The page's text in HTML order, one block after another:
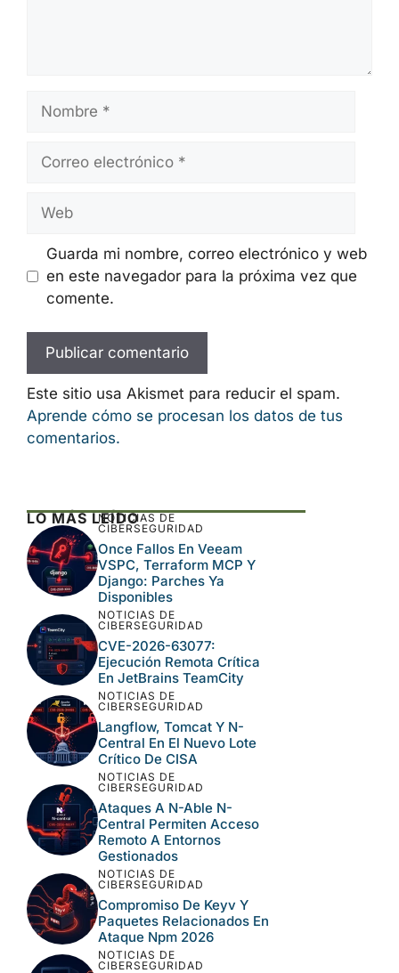
electrónico
Guarda mi nombre, correo electrónico y web
en este navegador para la próxima vez que
comente.
Este sitio usa Akismet para reducir el spam.
Aprende cómo se procesan los datos de tus
comentarios.
LO MÁS LEÍDO
NOTICIAS DE
CIBERSEGURIDAD
Once Fallos En Veeam
VSPC, Terraform MCP Y
Django: Parches Ya
Disponibles
NOTICIAS DE
CIBERSEGURIDAD
CVE-2026-63077:
Ejecución Remota Crítica
En JetBrains TeamCity
NOTICIAS DE
CIBERSEGURIDAD
Langflow, Tomcat Y N-
Central En El Nuevo Lote
Crítico De CISA
NOTICIAS DE
CIBERSEGURIDAD
Ataques A N-Able N-
Central Permiten Acceso
Remoto A Entornos
Gestionados
NOTICIAS DE
CIBERSEGURIDAD
Compromiso De Keyv Y
Paquetes Relacionados En
Ataque Npm 2026
NOTICIAS DE
CIBERSEGURIDAD